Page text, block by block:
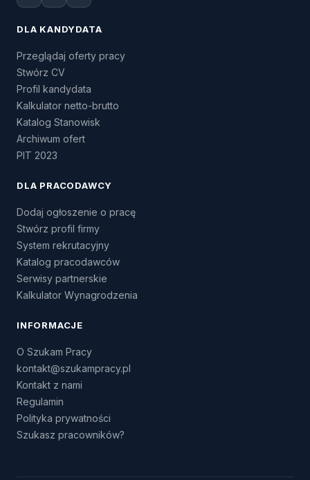
DLA KANDYDATA
Przeglądaj oferty pracy
Stwórz CV
Profil kandydata
Kalkulator netto-brutto
Katalog Stanowisk
Archiwum ofert
PIT 2023
DLA PRACODAWCY
Dodaj ogłoszenie o pracę
Stwórz profil firmy
System rekrutacyjny
Katalog pracodawców
Serwisy partnerskie
Kalkulator Wynagrodzenia
INFORMACJE
O Szukam Pracy
kontakt@szukampracy.pl
Kontakt z nami
Regulamin
Polityka prywatności
Szukasz pracowników?